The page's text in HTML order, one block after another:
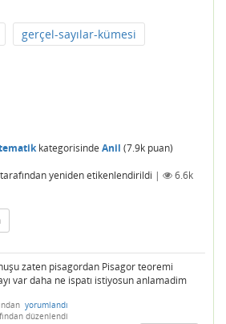
gerçel-sayılar-kümesi
kategorisinde Anil (7.9k puan)
tarafındanyeniden etikenlendirildi |
6.6k
zaten pisagordan Pisagor teoremi
var daha ne ispatı istiyosun anlamadim
yorumlandı
düzenlendi